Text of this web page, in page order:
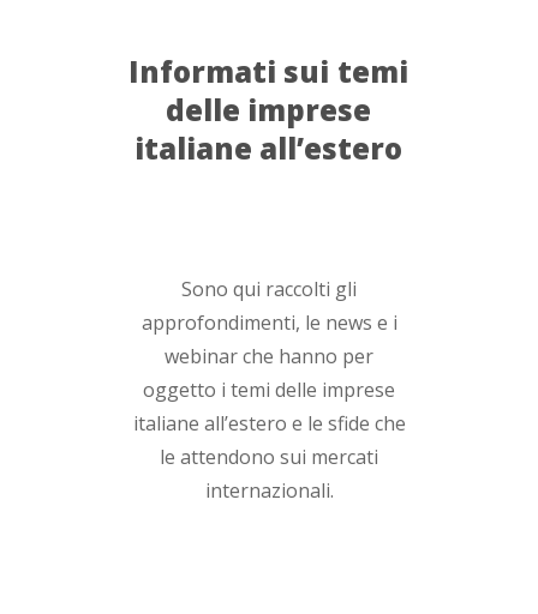
Informati sui temi
delle imprese
italiane all’estero
Sono qui raccolti gli
approfondimenti, le news e i
webinar che hanno per
oggetto i temi delle imprese
italiane all’estero e le sfide che
le attendono sui mercati
internazionali.